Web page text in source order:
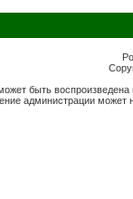
быть
администрации может